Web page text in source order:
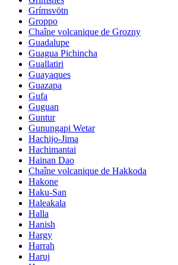
Grímsvötn
Groppo
Chaîne volcanique de Grozny
Guadalupe
Guagua Pichincha
Guallatiri
Guayaques
Guazapa
Gufa
Guguan
Guntur
Gunungapi Wetar
Hachijo-Jima
Hachimantai
Hainan Dao
Chaîne volcanique de Hakkoda
Hakone
Haku-San
Haleakala
Halla
Hanish
Hargy
Harrah
Haruj